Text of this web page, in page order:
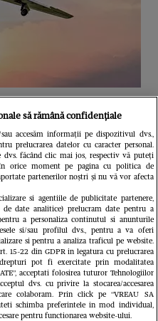
folosite
își închide
de trei luni.
afectați
să rămână confidențiale
accesăm informații pe dispozitivul dvs.,
prelucrarea datelor cu caracter personal.
dvs. făcând clic mai jos, respectiv vă puteți
orice moment pe pagina cu politica de
partenerilor noștri și nu vă vor afecta
si agentiile de publicitate partenere,
date analitice) prelucram date pentru a
a personaliza continutul si anunturile
si/sau profilul dvs., pentru a va oferi
si pentru a analiza traficul pe website.
15-22 din GDPR in legatura cu prelucrarea
pot fi exercitate prin modalitatea
acceptati folosirea tuturor Tehnologiilor
dvs. cu privire la stocarea/accesarea
colaboram. Prin click pe “VREAU SA
schimba preferintele in mod individual,
pentru functionarea website-ului.